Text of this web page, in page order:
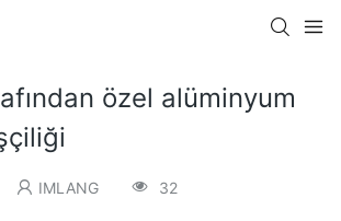
özel alüminyum
IMLANG 32